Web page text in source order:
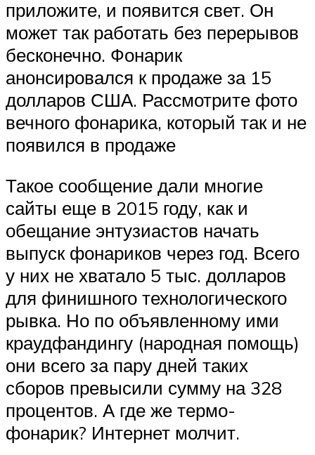
приложите, и появится свет. Он
может так работать без перерывов
бесконечно. Фонарик
анонсировался к продаже за 15
долларов США. Рассмотрите фото
вечного фонарика, который так и не
появился в продаже
Такое сообщение дали многие
сайты еще в 2015 году, как и
обещание энтузиастов начать
выпуск фонариков через год. Всего
у них не хватало 5 тыс. долларов
для финишного технологического
рывка. Но по объявленному ими
краудфандингу (народная помощь)
они всего за пару дней таких
сборов превысили сумму на 328
процентов. А где же термо-
фонарик? Интернет молчит.